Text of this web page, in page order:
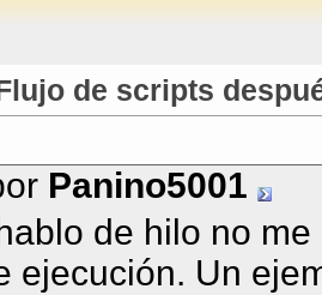
de scripts
Panino5001
de hilo no
ejecución. Un